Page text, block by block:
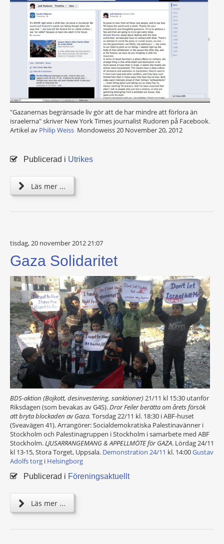
"Gazanernas begränsade liv gör att de har mindre att förlora än
israelerna" skriver New York Times journalist Rudoren på Facebook.
Artikel av Philip Weiss Mondoweiss 20 November 20, 2012
Publicerad i Utrikes
Läs mer ...
tisdag, 20 november 2012 21:07
Gaza Solidaritet
BDS-aktion (Bojkott, desinvestering, sanktioner)21/11 kl 15:30 utanför
Riksdagen (som bevakas av G4S).Dror Feiler berätta om årets försök
att bryta blockaden av Gaza. Torsdag 22/11 kl. 18:30 i ABF-huset
(Sveavägen 41). Arrangörer: Socialdemokratiska Palestinavänner i
Stockholm och Palestinagruppen i Stockholm i samarbete med ABF
Stockholm.LJUSARRANGEMANG & APPELLMÖTE för GAZA. Lördag 24/11
kl 13-15, Stora Torget, Uppsala. Demonstration 24/11 kl. 14:00Gustav
Adolfs torg i Helsingborg
Publicerad i Föreningsaktuellt
Läs mer ...